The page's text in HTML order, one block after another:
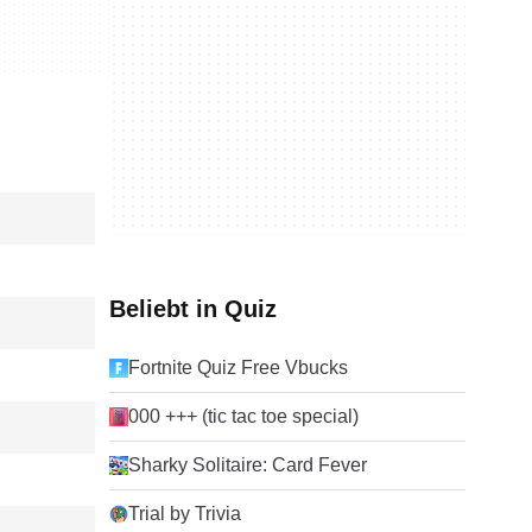
Beliebt in Quiz
Fortnite Quiz Free Vbucks
000 +++ (tic tac toe special)
Sharky Solitaire: Card Fever
Trial by Trivia